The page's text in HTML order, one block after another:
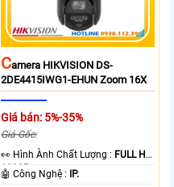
CAmera HIKVISION DS-
2DE4415IWG1-EHUN Zoom 16X
Giá bán: 5%-35%
Giá Gốc:
️👀 Hình Ành Chất Lượng : FULL HD
1080P .
🤖️ Công Nghệ :
IP.